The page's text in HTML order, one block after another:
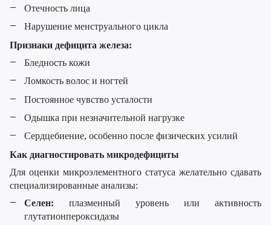
Отечность лица
Нарушение менструального цикла
Признаки дефицита железа:
Бледность кожи
Ломкость волос и ногтей
Постоянное чувство усталости
Одышка при незначительной нагрузке
Сердцебиение, особенно после физических усилий
Как диагностировать микродефициты
Для оценки микроэлементного статуса желательно сдавать
специализированные анализы:
Селен: плазменный уровень или активность
глутатионпероксидазы